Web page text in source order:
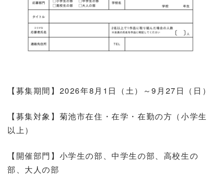
【募集期間】2026年8月1日（土）～9月27日（日）
【募集対象】菊池市在住・在学・在勤の方（小学生
以上）
【開催部門】小学生の部、中学生の部、高校生の
部、大人の部